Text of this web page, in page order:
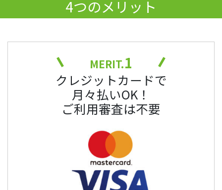
4つのメリット
MERIT.1
クレジットカードで
月々払いOK！
ご利用審査は不要